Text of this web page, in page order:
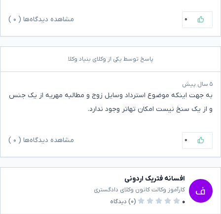
۰ مشاهده دیدگاه‌ها ( ۰
پاسخ توسط یکی از وکلای بنیاد وکلا
۵ سال پیش
به جهت اینکه موضوع استرداد وسایل زوج و مطالبه مهریه از یک جنس
و از یک سنخ نیست امکان تهاتر وجود ندارد.
۰ مشاهده دیدگاه‌ها ( ۰
افسانه فتریک اردونی
کارآموز وکالت کانون وکلای دادگستری
۰
(۰) دیدگاه